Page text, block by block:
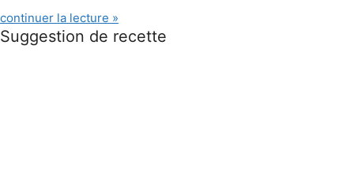
continuer la lecture »
Suggestion de recette